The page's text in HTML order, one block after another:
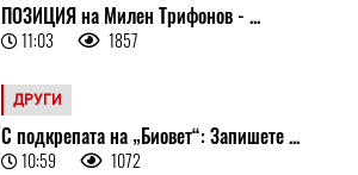
ПОЗИЦИЯ на Милен Трифонов - ...
11:03 1857
ДРУГИ
С подкрепата на „Биовет“: Запишете ...
10:59 1072